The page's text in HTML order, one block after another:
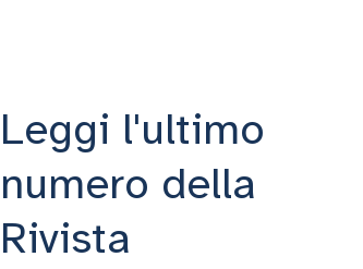
Leggi l'ultimo
numero della
Rivista